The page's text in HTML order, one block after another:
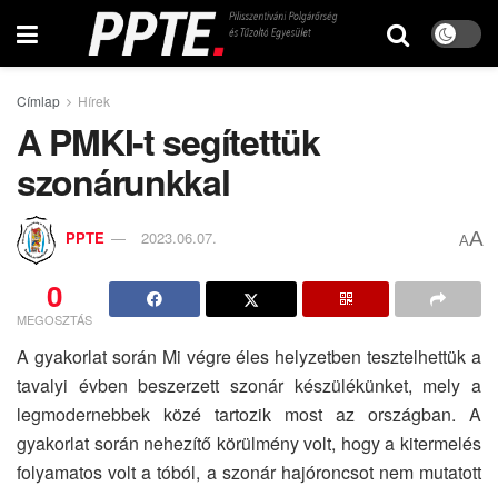
Címlap Hírek
A PMKI-t segítettük
szonárunkkal
PPTE 2023.06.07. AA
0
MEGOSZTÁS
A gyakorlat során Mi végre éles helyzetben tesztelhettük a
tavalyi évben beszerzett szonár készülékünket, mely a
legmodernebbek közé tartozik most az országban. A
gyakorlat során nehezítő körülmény volt, hogy a kitermelés
folyamatos volt a tóból, a szonár hajóroncsot nem mutatott